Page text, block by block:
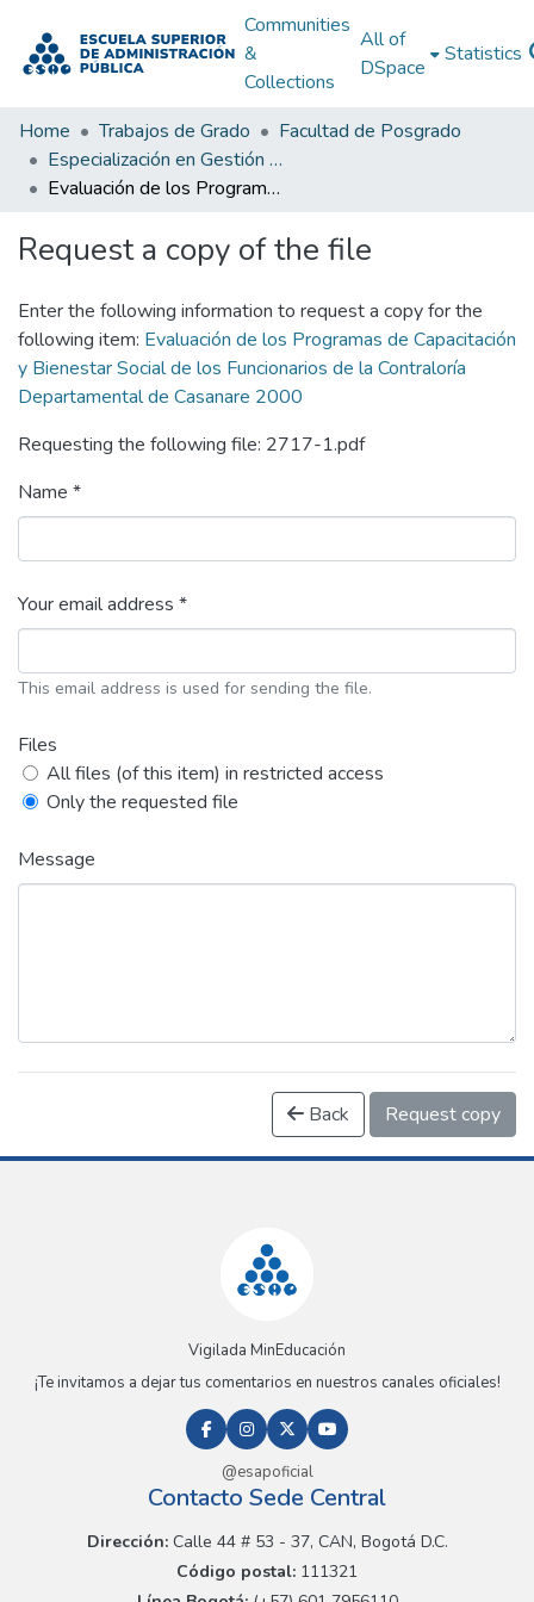
Communities
&
Collections
All of
DSpace
Statistics
Home Trabajos de Grado
Facultad de Posgrado
Especialización en Gestión Pública
Evaluación de los Programas de Capacitación y Bienestar Social de los Funcionarios de la Contraloría Departamental de Casanare 2000
Request a copy of the file
Enter the following information to request a copy for the
following item: Evaluación de los Programas de Capacitación
y Bienestar Social de los Funcionarios de la Contraloría
Departamental de Casanare 2000
Requesting the following file: 2717-1.pdf
Name *
Your email address *
This email address is used for sending the file.
Files
All files (of this item) in restricted access
Only the requested file
Message
Back Request copy
Vigilada MinEducación
¡Te invitamos a dejar tus comentarios en nuestros canales oficiales!
@esapoficial
Contacto Sede Central
Dirección:Calle 44 # 53 - 37, CAN, Bogotá D.C.
Código postal: 111321